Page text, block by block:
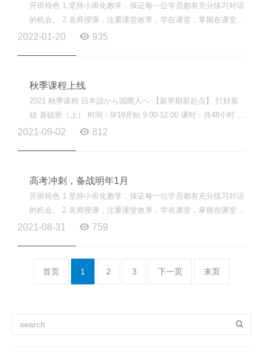
开班特色 1.坚持小班化教学，保证每一位学员都有充分练习对话
的机会。 2.名师授课，注重课堂效率，学在课堂，掌握在课堂。
3.采用线上线下同步教学，消除学员缺课和课后复习的担...
2022-01-20 935
秋季课程上线
2021 秋季课程 日本語から国際人へ 【新学期新起点】 打好基
础 基础班（上） 时间：9/19开始 9:00-12:00 课时：共48小时 费
用：3700（含教材） 基础班（下） 时间：9/12开始 9:00-12:00
2021-09-02 812
高考冲刺，备战明年1月
开班特色 1.坚持小班化教学，保证每一位学员都有充分练习对话
的机会。 2.名师授课，注重课堂效率，学在课堂，掌握在课堂。
3.采用线上线下同步教学，消除学员缺课和课后复习的担...
2021-08-31 759
首页 1 2 3 下一页 末页